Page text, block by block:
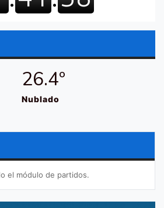
26.4º
Nublado
el módulo de partidos.